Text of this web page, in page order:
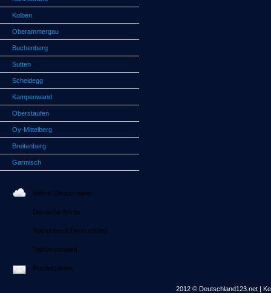
Kolben
Oberammergau
Buchenberg
Sutten
Scheidegg
Kampenwand
Oberstaufen
Oy-Mittelberg
Breitenberg
Garmisch
Wetter Deutschland
Deutsche Börse
Telefonbuch Deutschland
Telefonvorwahl
Postleitzahlen
2012 © Deutschland123.net |